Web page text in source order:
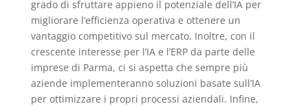
grado di sfruttare appieno il potenziale dell’IA per
migliorare l’efficienza operativa e ottenere un
vantaggio competitivo sul mercato. Inoltre, con il
crescente interesse per l’IA e l’ERP da parte delle
imprese di Parma, ci si aspetta che sempre più
aziende implementeranno soluzioni basate sull’IA
per ottimizzare i propri processi aziendali. Infine,